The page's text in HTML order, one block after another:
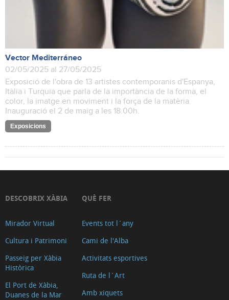
Vector Mediterráneo
02/05/2025 al 27/05/2025
Exposició de l'obra de 13 artistes contemporanis d'Espanya,
Itàlia i Turquia que parla de la importància de la forma, el
color, la imatge en moviment i la força de la matèria.
Inauguració el 2 de maig a les 18.00h.
Exposicions
DESCOBRIX XÀBIA
Mirador Virtual
Cultura i Patrimoni
Passeig per Xàbia
Històrica
El Port de Xàbia,
Duanes de la Mar
QUÈ FER
Events tot l´any
Cami de l'Alba
Activitats esportives
Ruta de l´Art
Amb xiquets